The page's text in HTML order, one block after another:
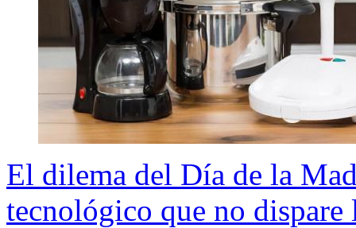
El dilema del Día de la
tecnológico que no dispare